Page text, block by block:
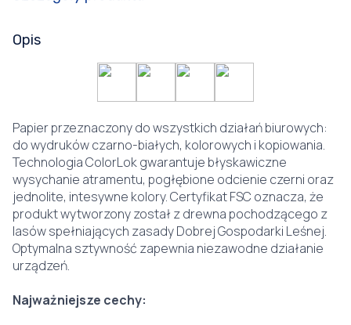
Opis
Papier przeznaczony do wszystkich działań biurowych:
do wydruków czarno-białych, kolorowych i kopiowania.
Technologia ColorLok gwarantuje błyskawiczne
wysychanie atramentu, pogłębione odcienie czerni oraz
jednolite, intesywne kolory. Certyfikat FSC oznacza, że
produkt wytworzony został z drewna pochodzącego z
lasów spełniających zasady Dobrej Gospodarki Leśnej.
Optymalna sztywność zapewnia niezawodne działanie
urządzeń.
Najważniejsze cechy: